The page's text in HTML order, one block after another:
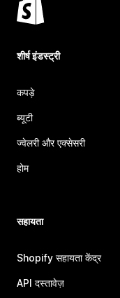
शीर्ष इंडस्ट्री
कपड़े
ब्यूटी
ज्वेलरी और एक्सेसरी
होम
सहायता
Shopify सहायता केंद्र
API दस्तावेज़